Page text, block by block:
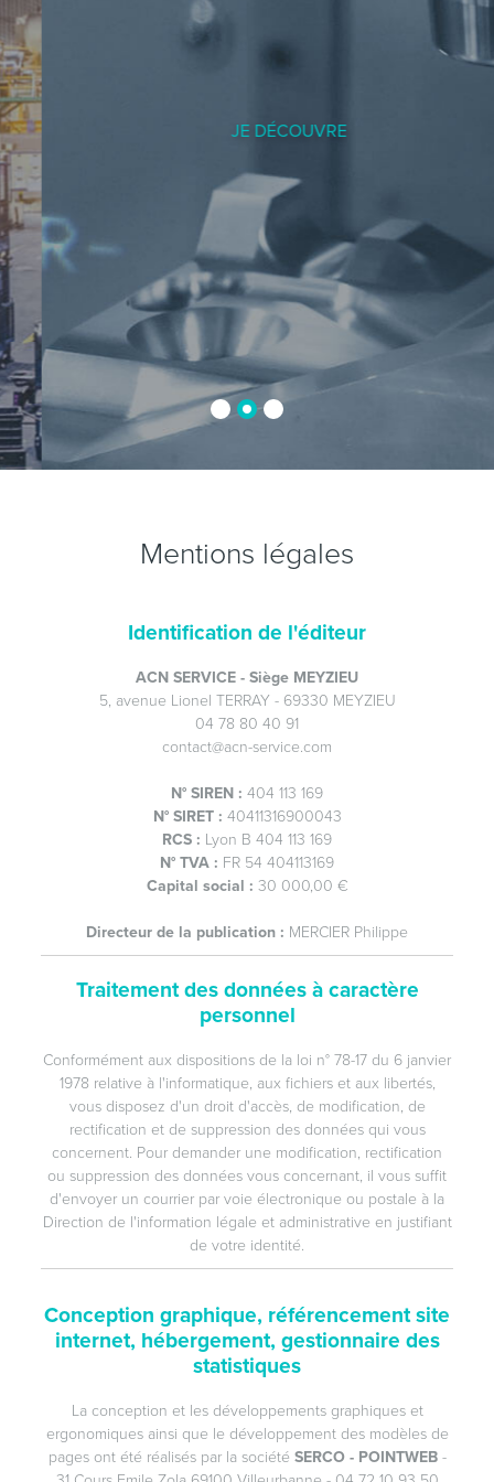
JE DÉCOUVRE
Mentions légales
Identification de l'éditeur
ACN SERVICE - Siège MEYZIEU
5, avenue Lionel TERRAY - 69330 MEYZIEU
04 78 80 40 91
contact@acn-service.com
N° SIREN : 404 113 169
N° SIRET : 40411316900043
RCS : Lyon B 404 113 169
N° TVA : FR 54 404113169
Capital social : 30 000,00 €
Directeur de la publication : MERCIER Philippe
Traitement des données à caractère
personnel
Conformément aux dispositions de la loi n° 78-17 du 6 janvier
1978 relative à l'informatique, aux fichiers et aux libertés,
vous disposez d'un droit d'accès, de modification, de
rectification et de suppression des données qui vous
concernent. Pour demander une modification, rectification
ou suppression des données vous concernant, il vous suffit
d'envoyer un courrier par voie électronique ou postale à la
Direction de l'information légale et administrative en justifiant
de votre identité.
Conception graphique, référencement site
internet, hébergement, gestionnaire des
statistiques
La conception et les développements graphiques et
ergonomiques ainsi que le développement des modèles de
pages ont été réalisés par la société SERCO - POINTWEB -